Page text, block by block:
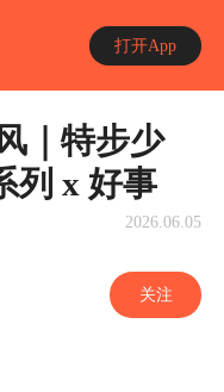
打开App
｜特步少
列 x 好事
2026.06.05
关注